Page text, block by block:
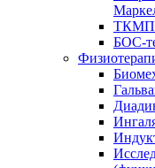
ТКМП
БОС-